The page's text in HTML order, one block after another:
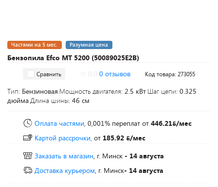
Бензопила Efco МТ 5200 (50089025E2B)
Частями на 5 мес. Разумная цена
Сравнить 0 отзывов Код товара: 273055
Тип: Бензиновая Мощность двигателя: 2.5 кВт Шаг цепи: 0.325
дюймаДлина шины: 46 см
Оплата частями, 0,001% переплат от 446.21 /мес
Картой рассрочки, от 185.92
/мес
Заказать в магазин, г. Минск - 14 августа
Доставка курьером, г. Минск- 14 августа